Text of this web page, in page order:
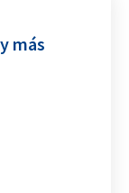
más